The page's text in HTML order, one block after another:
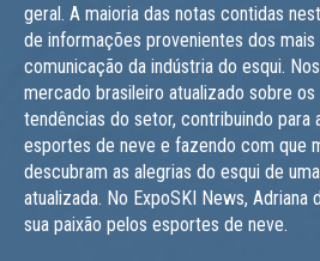
geral. A maioria das notas contidas
de informações provenientes dos
comunicação da indústria do esqui.
mercado brasileiro atualizado sobre
tendências do setor, contribuindo para
esportes de neve e fazendo com que
descubram as alegrias do esqui de
atualizada. No ExpoSKI News,
sua paixão pelos esportes de neve.